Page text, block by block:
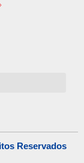
Reservados